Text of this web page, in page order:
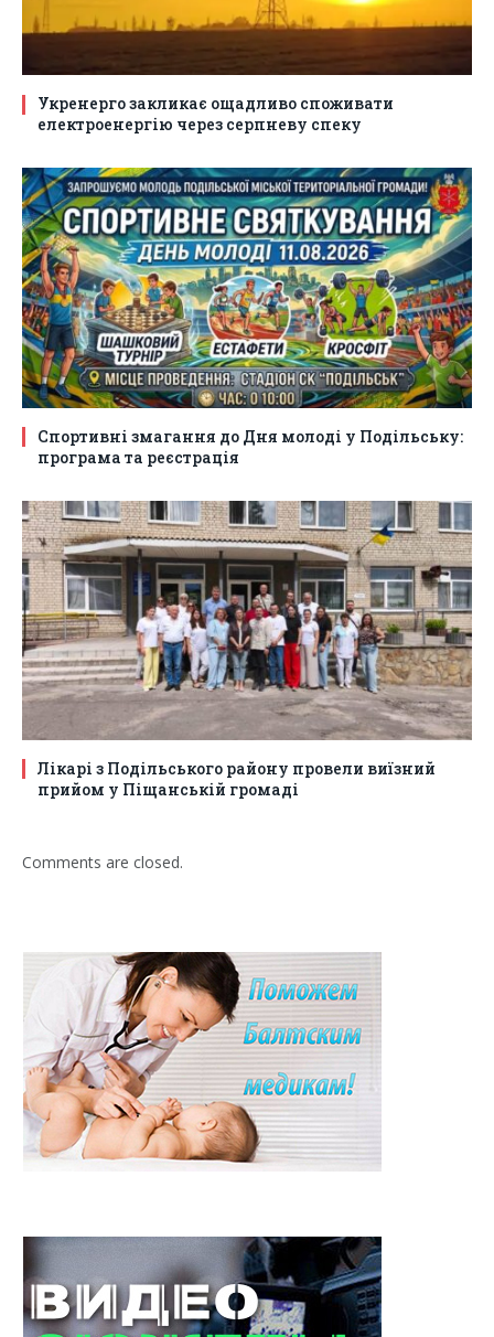
Укренерго закликає ощадливо споживати
електроенергію через серпневу спеку
Спортивні змагання до Дня молоді у Подільську:
програма та реєстрація
Лікарі з Подільського району провели виїзний
прийом у Піщанській громаді
Comments are closed.